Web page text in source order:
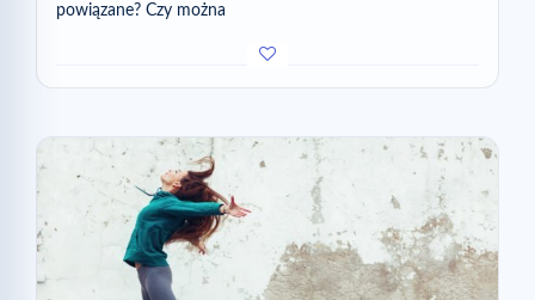
powiązane? Czy można